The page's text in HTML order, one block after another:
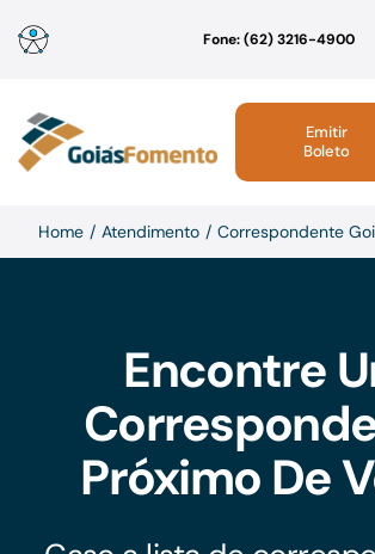
para
conteúdo
Fone: (62) 3216-4900
Institucional
Atendimento
Sustentabilidade
Acesso à Informação
Emitir
Boleto
Home Atendimento Correspondente
Encontre
Próximo De